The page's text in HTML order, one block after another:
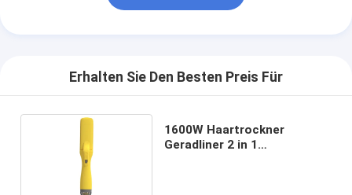
Erhalten Sie Den Besten Preis Für
1600W Haartrockner
Geradliner 2 in 1